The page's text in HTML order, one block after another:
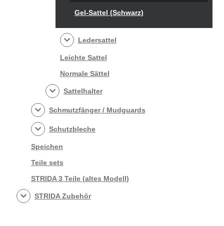
Gel-Sattel (Schwarz)
Ledersattel
Leichte Sattel
Normale Sättel
Sattelhalter
Schmutzfänger / Mudguards
Schutzbleche
Speichen
Teile sets
STRIDA 3 Teile (altes Modell)
STRIDA Zubehör